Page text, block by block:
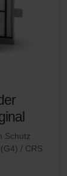
Schutz
/ CRS